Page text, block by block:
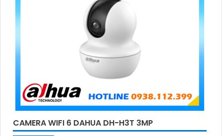
CAMERA WIFI 6 DAHUA DH-H3T 3MP